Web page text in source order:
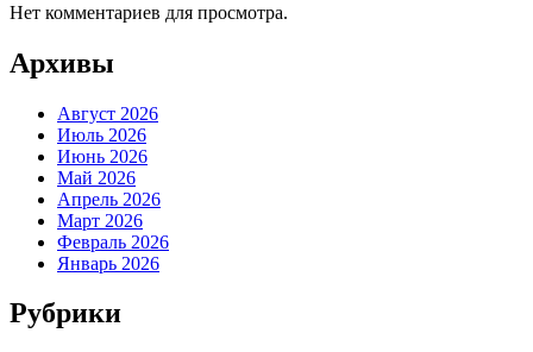
Нет комментариев для просмотра.
Архивы
Август 2026
Июль 2026
Июнь 2026
Май 2026
Апрель 2026
Март 2026
Февраль 2026
Январь 2026
Рубрики